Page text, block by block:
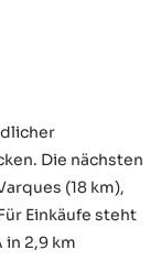
Die nächsten
(18 km),
Einkäufe steht
in 2,9 km